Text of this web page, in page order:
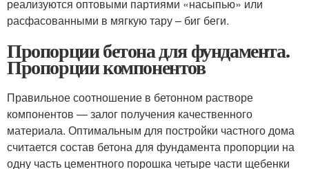
реализуются оптовыми партиями «насыпью» или
расфасованными в мягкую тару – биг беги.
Пропорции бетона для фундамента.
Пропорции компонентов
Правильное соотношение в бетонном растворе
компонентов — залог получения качественного
материала. Оптимальным для постройки частного дома
считается состав бетона для фундамента пропорции на
одну часть цементного порошка четыре части щебенки